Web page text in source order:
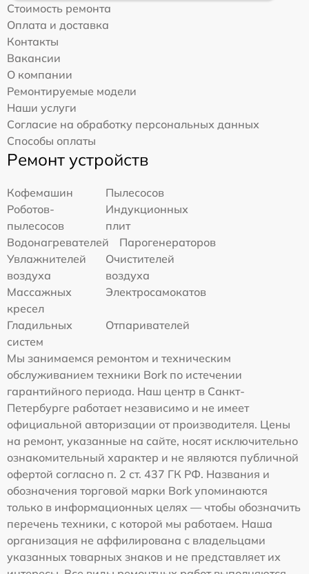
Стоимость ремонта
Оплата и доставка
Контакты
Вакансии
О компании
Ремонтируемые модели
Наши услуги
Согласие на обработку персональных данных
Способы оплаты
Ремонт устройств
Кофемашин
Пылесосов
Роботов-
пылесосов
Индукционных
плит
Водонагревателей
Парогенераторов
Увлажнителей
воздуха
Очистителей
воздуха
Массажных
кресел
Электросамокатов
Гладильных
систем
Отпаривателей
Мы занимаемся ремонтом и техническим
обслуживанием техники Bork по истечении
гарантийного периода. Наш центр в Санкт-
Петербурге работает независимо и не имеет
официальной авторизации от производителя. Цены
на ремонт, указанные на сайте, носят исключительно
ознакомительный характер и не являются публичной
офертой согласно п. 2 ст. 437 ГК РФ. Названия и
обозначения торговой марки Bork упоминаются
только в информационных целях — чтобы обозначить
перечень техники, с которой мы работаем. Наша
организация не аффилирована с владельцами
указанных товарных знаков и не представляет их